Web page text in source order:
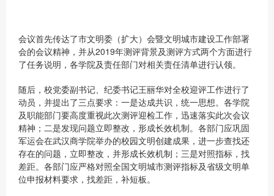
会议首先传达了市文明委（扩大）会暨文明城市建设工作部署
会的会议精神，并从2019年测评背景及测评方式两个方面进行
了任务说明，各学院及责任部门对相关责任清单进行认领。
随后，校党委副书记、纪委书记王丽华对全校迎评工作进行了
动员，并提出了三点要求：一是达成共识，统一思想。各学院
及职能部门要高度重视此次测评迎检工作，迅速落实此次会议
精神；二是发现问题立即整改，形成长效机制。各部门应巩固
军运会在武汉商学院举办的校园文明创建成果，进一步查找还
存在的问题，立即整改，并形成长效机制；三是对照指标，找
差距。各部门应严格对照全国文明城市测评指标及省级文明单
位申报材料要求，找差距，补短板。